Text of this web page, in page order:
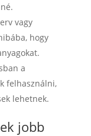
vagy
hogy
a
felhasználni,
lehetnek.
jobb